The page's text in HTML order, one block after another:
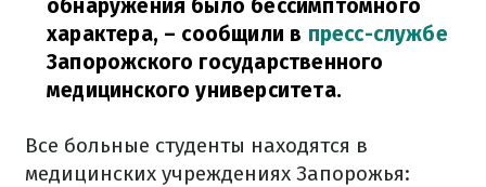
обнаружения было бессимптомного
характера, – сообщили в пресс-службе
Запорожского государственного
медицинского университета.
Все больные студенты находятся в
медицинских учреждениях Запорожья: